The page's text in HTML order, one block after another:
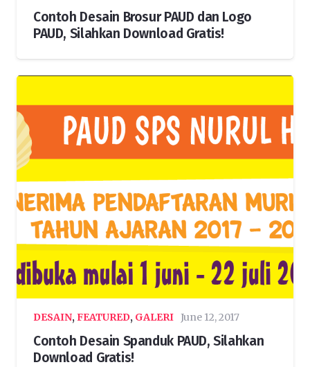
Contoh Desain Brosur PAUD dan Logo
PAUD, Silahkan Download Gratis!
DESAIN,FEATURED, GALERI June 12, 2017
Contoh Desain Spanduk PAUD, Silahkan
Download Gratis!